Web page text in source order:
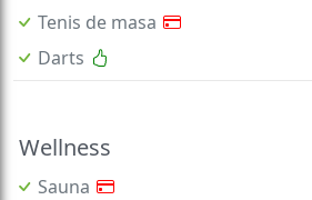
Tenis de masa
Darts
Wellness
Sauna